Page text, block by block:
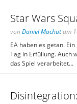
Star Wars
von Daniel Machutam
EA haben es getan.
Tag in Erfüllung. Auch
das Spiel verarbeitet...